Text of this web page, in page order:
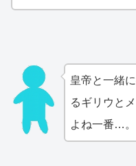
皇帝と一緒
るギリウと
よね一番…。